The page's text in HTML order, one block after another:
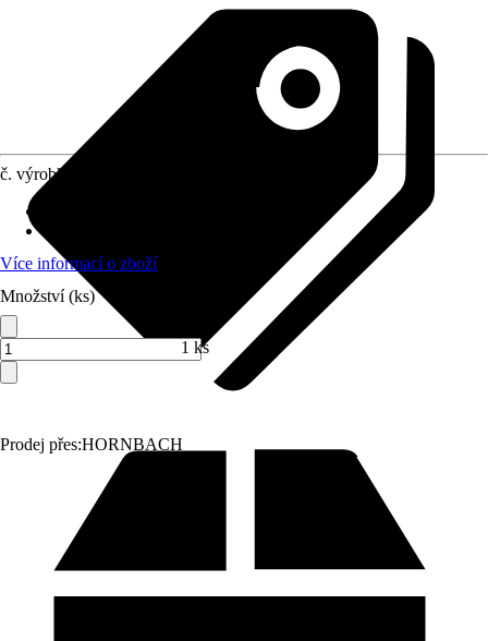
Prodej přes:HORNBACH
č. výrobku
Více informací o zboží
Množství (ks)
1 ks